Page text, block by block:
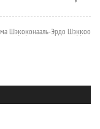
Шэк̣ок̣онааль-Эрдо Шэк̣к̣оо